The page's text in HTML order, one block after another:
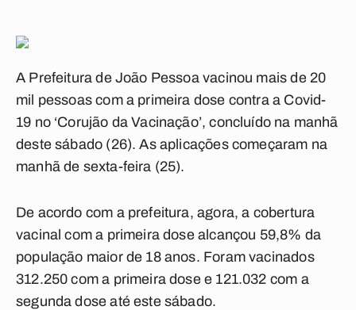
A Prefeitura de João Pessoa vacinou mais de 20
mil pessoas com a primeira dose contra a Covid-
19 no ‘Corujão da Vacinação’, concluído na manhã
deste sábado (26). As aplicações começaram na
manhã de sexta-feira (25).
De acordo com a prefeitura, agora, a cobertura
vacinal com a primeira dose alcançou 59,8% da
população maior de 18 anos. Foram vacinados
312.250 com a primeira dose e 121.032 com a
segunda dose até este sábado.